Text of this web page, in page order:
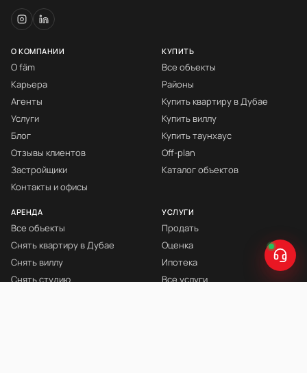
О КОМПАНИИ
О fäm
Карьера
Агенты
Услуги
Блог
Отзывы клиентов
Застройщики
Контакты и офисы
КУПИТЬ
Все объекты
Районы
Купить квартиру в Дубае
Купить виллу
Купить таунхаус
Off-plan
Каталог объектов
АРЕНДА
Все объекты
Снять квартиру в Дубае
Снять виллу
Снять студию
УСЛУГИ
Продать
Оценка
Ипотека
Все услуги